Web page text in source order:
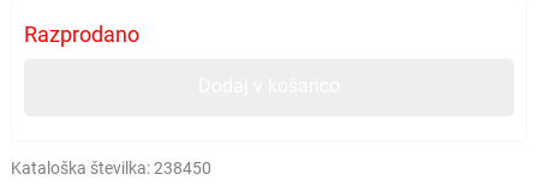
Razprodano
Kataloška številka:238450